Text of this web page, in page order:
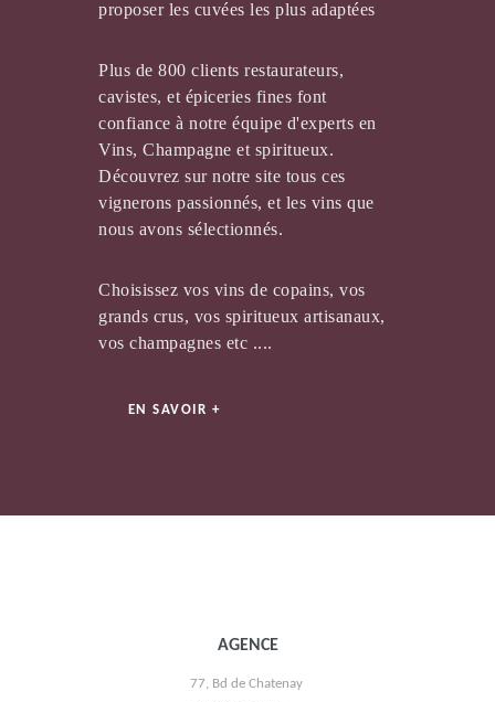
VIGNOBLE SCHLUMBERGER
proposer les cuvées les plus adaptées
Plus de 800 clients restaurateurs,
cavistes, et épiceries fines font
confiance à notre équipe d'experts en
Vins, Champagne et spiritueux.
Découvrez sur notre site tous ces
vignerons passionnés, et les vins que
nous avons sélectionnés.
Choisissez vos vins de copains, vos
grands crus, vos spiritueux artisanaux,
vos champagnes etc ....
EN SAVOIR +
AGENCE
77, Bd de Chatenay